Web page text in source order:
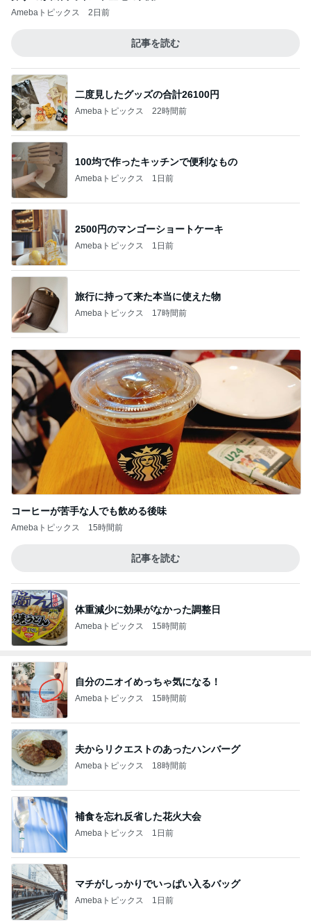
Amebaトピックス 2日前
記事を読む
二度見したグッズの合計26100円
Amebaトピックス 22時間前
100均で作ったキッチンで便利なもの
Amebaトピックス 1日前
2500円のマンゴーショートケーキ
Amebaトピックス 1日前
旅行に持って来た本当に使えた物
Amebaトピックス 17時間前
コーヒーが苦手な人でも飲める後味
Amebaトピックス 15時間前
記事を読む
体重減少に効果がなかった調整日
Amebaトピックス 15時間前
自分のニオイめっちゃ気になる！
Amebaトピックス 15時間前
夫からリクエストのあったハンバーグ
Amebaトピックス 18時間前
補食を忘れ反省した花火大会
Amebaトピックス 1日前
マチがしっかりでいっぱい入るバッグ
Amebaトピックス 1日前